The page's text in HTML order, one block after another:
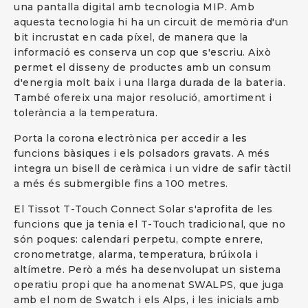
una pantalla digital amb tecnologia MIP. Amb
aquesta tecnologia hi ha un circuit de memòria d'un
bit incrustat en cada píxel, de manera que la
informació es conserva un cop que s'escriu. Això
permet el disseny de productes amb un consum
d'energia molt baix i una llarga durada de la bateria.
També ofereix una major resolució, amortiment i
tolerància a la temperatura.
Porta la corona electrònica per accedir a les
funcions bàsiques i els polsadors gravats. A més
integra un bisell de ceràmica i un vidre de safir tàctil
a més és submergible fins a 100 metres.
El Tissot T-Touch Connect Solar s'aprofita de les
funcions que ja tenia el T-Touch tradicional, que no
són poques: calendari perpetu, compte enrere,
cronometratge, alarma, temperatura, brúixola i
altímetre. Però a més ha desenvolupat un sistema
operatiu propi que ha anomenat SWALPS, que juga
amb el nom de Swatch i els Alps, i les inicials amb